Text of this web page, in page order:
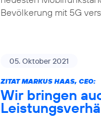
Bevölkerung mit 5G
05. Oktober 2021
ZITAT MARKUS HAAS, CEO:
Wir bringen